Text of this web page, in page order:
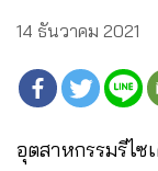
14 ธันวาคม 2021
อุตสาหกรรมรีไซ